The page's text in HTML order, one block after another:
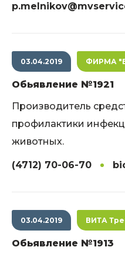
03.04.2019 ФИРМА
Обьявление №1921
Производитель
профилактики
животных.
(4712) 70-06-70
03.04.2019 ВИТА
Обьявление №1913